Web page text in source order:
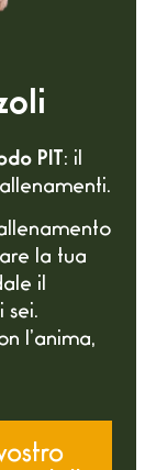
PIT : il
la tua
il
sei.
l’anima,